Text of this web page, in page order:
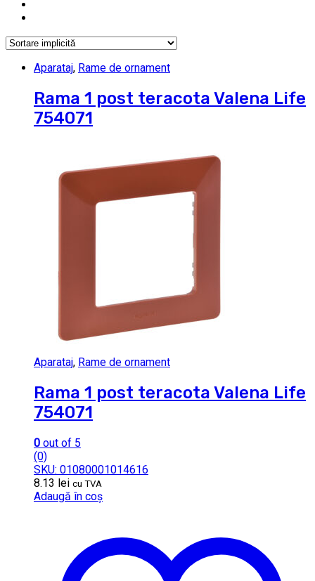
Aparataj, Rame de ornament
Rama 1 post teracota Valena Life
754071
Aparataj, Rame de ornament
Rama 1 post teracota Valena Life
754071
0 out of 5
(0)
SKU: 01080001014616
8.13 lei cu TVA
Adaugă în coș